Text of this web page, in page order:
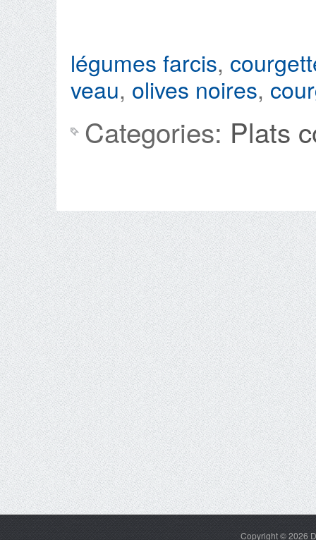
légumes farcis,
veau, olives noires,
Categories: Plats
Copyright © 2026